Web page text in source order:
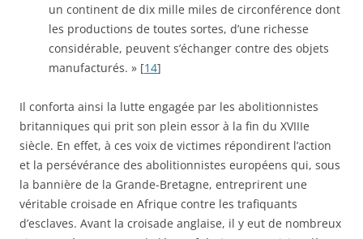
un continent de dix mille miles de circonférence dont
les productions de toutes sortes, d’une richesse
considérable, peuvent s’échanger contre des objets
manufacturés. » [14]
Il conforta ainsi la lutte engagée par les abolitionnistes
britanniques qui prit son plein essor à la fin du XVIIIe
siècle. En effet, à ces voix de victimes répondirent l’action
et la persévérance des abolitionnistes européens qui, sous
la bannière de la Grande-Bretagne, entreprirent une
véritable croisade en Afrique contre les trafiquants
d’esclaves. Avant la croisade anglaise, il y eut de nombreux